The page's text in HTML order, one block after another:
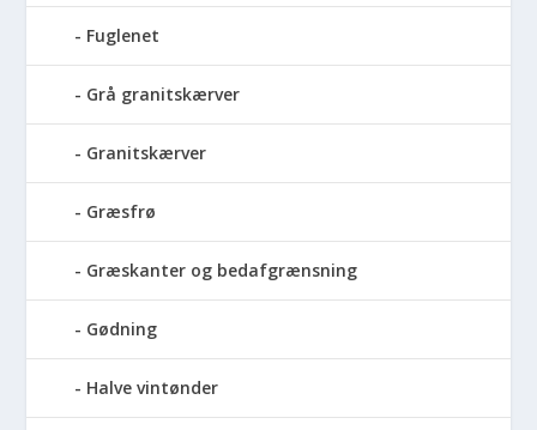
Fuglenet
Grå granitskærver
Granitskærver
Græsfrø
Græskanter og bedafgrænsning
Gødning
Halve vintønder